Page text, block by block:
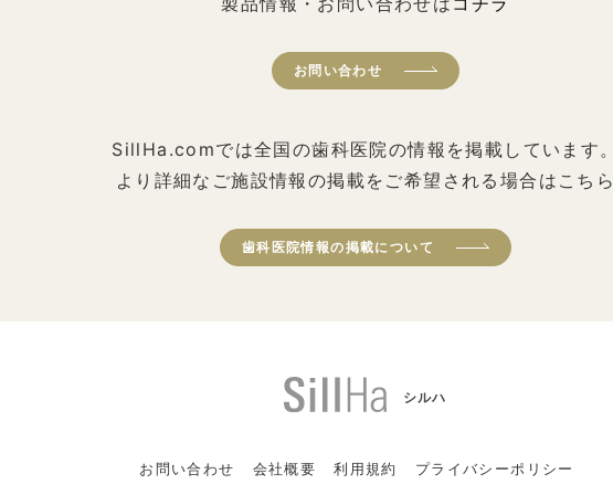
お問い合わせ
SillHa.comでは全国の歯科医院の情報を掲載しています
より詳細なご施設情報の掲載をご希望される場合はこち
歯科医院情報の掲載について
シルハ
お問い合わせ 会社概要 利用規約 プライバシーポリシー